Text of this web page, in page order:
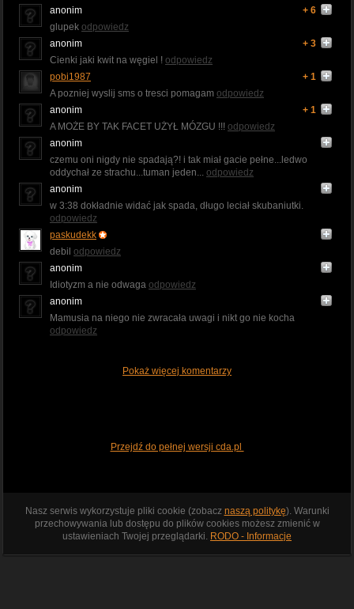
anonim
+ 6
glupek odpowiedz
anonim
+ 3
Cienki jaki kwit na węgiel ! odpowiedz
pobi1987
+ 1
A pozniej wyslij sms o tresci pomagam odpowiedz
anonim
+ 1
A MOŻE BY TAK FACET UŻYŁ MÓZGU !!! odpowiedz
anonim
czemu oni nigdy nie spadają?! i tak miał gacie pełne...ledwo
oddychał ze strachu...tuman jeden... odpowiedz
anonim
w 3:38 dokładnie widać jak spada, długo leciał skubaniutki.
odpowiedz
paskudekk
debil odpowiedz
anonim
Idiotyzm a nie odwaga odpowiedz
anonim
Mamusia na niego nie zwracała uwagi i nikt go nie kocha
odpowiedz
Pokaż więcej komentarzy
Przejdź do pełnej wersji cda.pl
Nasz serwis wykorzystuje pliki cookie (zobacz naszą politykę). Warunki
przechowywania lub dostępu do plików cookies możesz zmienić w
ustawieniach Twojej przeglądarki. RODO - Informacje